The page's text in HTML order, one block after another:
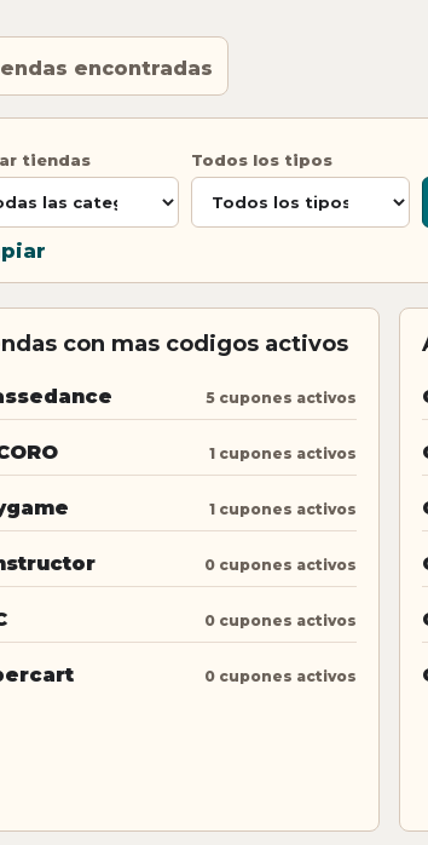
encontradas
tiendas Todos los tipos
con mas codigos activos
5 cupones activos
1 cupones activos
1 cupones activos
0 cupones activos
0 cupones activos
0 cupones activos